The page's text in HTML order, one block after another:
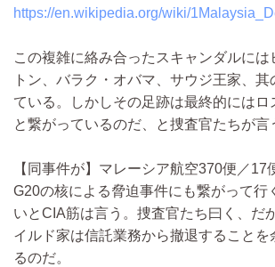
https://en.wikipedia.org/wiki/
この複雑に絡み合ったスキャンダルには
トン、バラク・オバマ、サウジ王家、其
ている。しかしその足跡は最終的にはロ
と繋がっているのだ、と捜査官たちが言
【同事件が】マレーシア航空370便／17
G20の核による脅迫事件にも繋がって行
いとCIA筋は言う。捜査官たち曰く、だ
イルド家は信託業務から撤退することを
るのだ。